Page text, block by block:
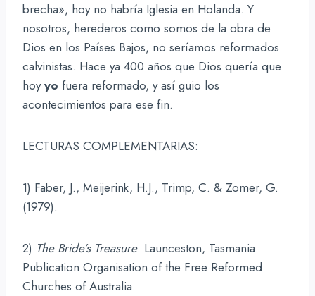
brecha», hoy no habría Iglesia en Holanda. Y
nosotros, herederos como somos de la obra de
Dios en los Países Bajos, no seríamos reformados
calvinistas. Hace ya 400 años que Dios quería que
hoyyo fuera reformado, y así guio los
acontecimientos para ese fin.
LECTURAS COMPLEMENTARIAS:
1) Faber, J., Meijerink, H.J., Trimp, C. & Zomer, G.
(1979).
2) The Bride’s Treasure. Launceston, Tasmania:
Publication Organisation of the Free Reformed
Churches of Australia.